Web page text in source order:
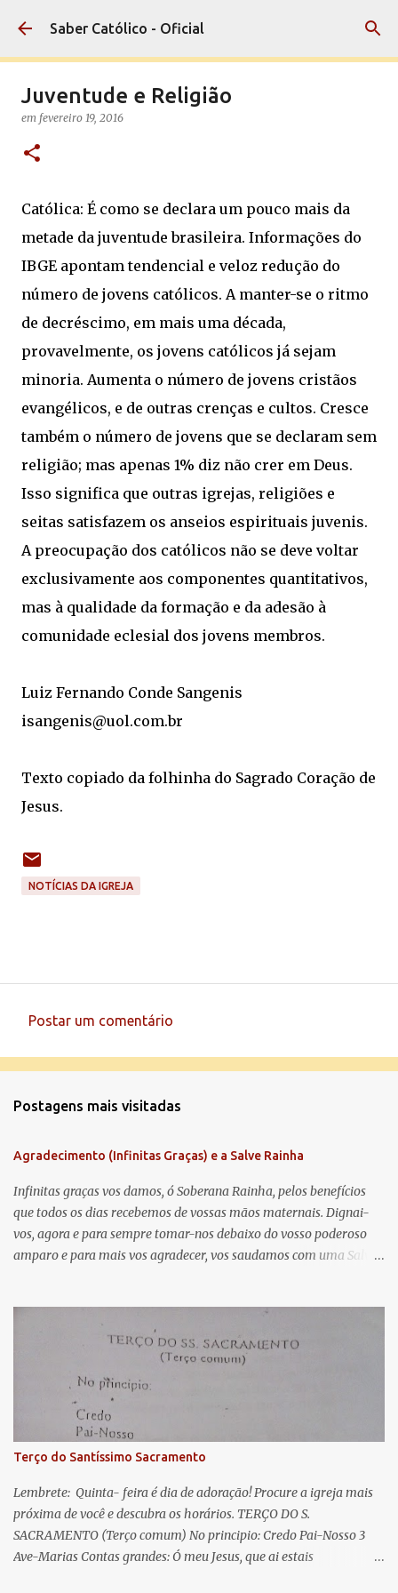
Pular para o conteúdo principal
Saber Católico - Oficial
Juventude e Religião
em fevereiro 19, 2016
Católica: É como se declara um pouco mais da
metade da juventude brasileira. Informações do
IBGE apontam tendencial e veloz redução do
número de jovens católicos. A manter-se o ritmo
de decréscimo, em mais uma década,
provavelmente, os jovens católicos já sejam
minoria. Aumenta o número de jovens cristãos
evangélicos, e de outras crenças e cultos. Cresce
também o número de jovens que se declaram sem
religião; mas apenas 1% diz não crer em Deus.
Isso significa que outras igrejas, religiões e
seitas satisfazem os anseios espirituais juvenis.
A preocupação dos católicos não se deve voltar
exclusivamente aos componentes quantitativos,
mas à qualidade da formação e da adesão à
comunidade eclesial dos jovens membros.
Luiz Fernando Conde Sangenis
isangenis@uol.com.br
Texto copiado da folhinha do Sagrado Coração de
Jesus.
NOTÍCIAS DA IGREJA
e
t
á
r
i
o
Postar um comentário
Postagens mais visitadas
Agradecimento (Infinitas Graças) e a Salve Rainha
Infinitas graças vos damos, ó Soberana Rainha, pelos benefícios
que todos os dias recebemos de vossas mãos maternais. Dignai-
vos, agora e para sempre tomar-nos debaixo do vosso poderoso
amparo e para mais vos agradecer, vos saudamos com uma Salve
lágrimas. Eia, pois, Advogada nossa, estes vossos olhos
misericordiosos a nós volvei, e depois deste desterro, mostrai-nos
Jesus. Bendito é o fruto do vosso ventre, ó clemente, ó piedosa, ó
doce e sempre Virgem Maria. Rogai por nós Santa Mãe de Deus.
Para que sejamos dignos das promessas de Cristo. Amém.
Terço do Santíssimo Sacramento
Lembrete: Quinta- feira é dia de adoração! Procure a igreja mais
próxima de você e descubra os horários. TERÇO DO S.
SACRAMENTO (Terço comum) No principio: Credo Pai-Nosso 3
Ave-Marias Contas grandes: Ó meu Jesus, que ai estais